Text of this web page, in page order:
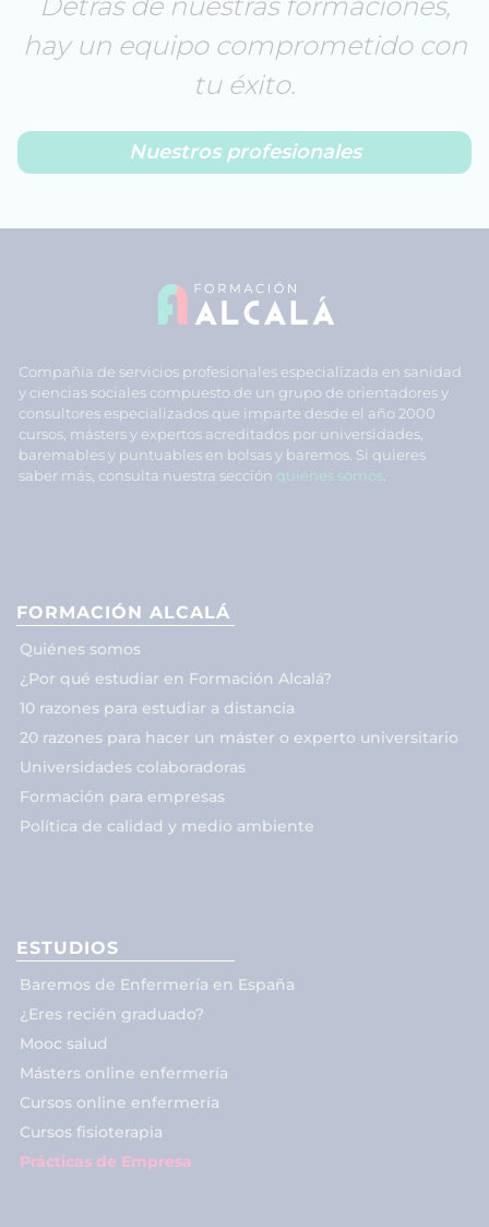
hay un equipo comprometido con
tu éxito.
Nuestros profesionales
Compañía de servicios profesionales especializada en sanidad
y ciencias sociales compuesto de un grupo de orientadores y
consultores especializados que imparte desde el año 2000
cursos, másters y expertos acreditados por universidades,
baremables y puntuables en bolsas y baremos. Si quieres
saber más, consulta nuestra sección quiénes somos.
FORMACIÓN ALCALÁ
Quiénes somos
¿Por qué estudiar en Formación Alcalá?
10 razones para estudiar a distancia
20 razones para hacer un máster o experto universitario
Universidades colaboradoras
Formación para empresas
Política de calidad y medio ambiente
ESTUDIOS
Baremos de Enfermería en España
¿Eres recién graduado?
Mooc salud
Másters online enfermería
Cursos online enfermería
Cursos fisioterapia
Prácticas de Empresa